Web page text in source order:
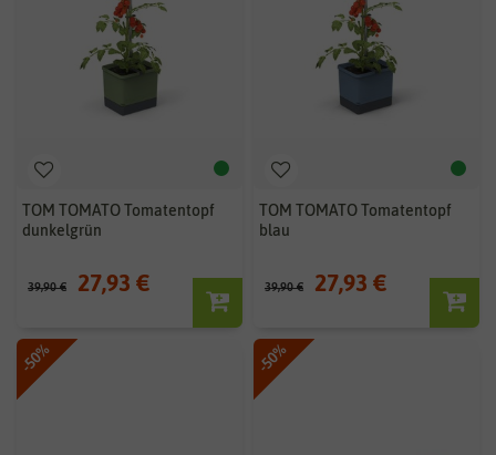
TOM TOMATO Tomatentopf
dunkelgrün
39,90 € 27,93 €
TOM TOMATO Tomatentopf
blau
39,90 € 27,93 €
-50% -50%